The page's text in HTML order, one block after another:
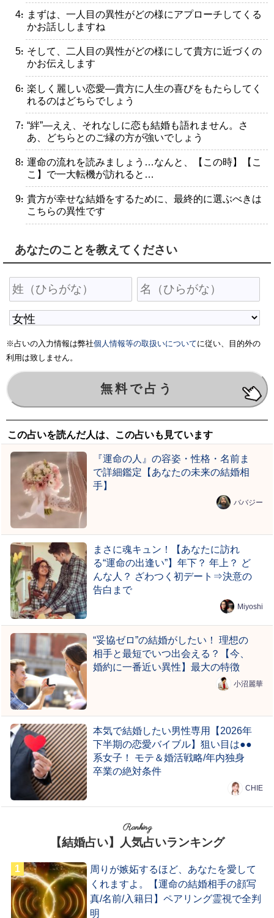
・まずは、一人目の異性がどの様にアプローチしてくる
かお話ししますね
・そして、二人目の異性がどの様にして貴方に近づくの
かお伝えします
・楽しく麗しい恋愛―貴方に人生の喜びをもたらしてく
れるのはどちらでしょう
・“絆”―ええ、それなしに恋も結婚も語れません。さ
あ、どちらとのご縁の方が強いでしょう
・運命の流れを読みましょう…なんと、【この時】【こ
こ】で一大転機が訪れると…
・貴方が幸せな結婚をするために、最終的に選ぶべきは
こちらの異性です
あなたのことを教えてください
※占いの入力情報は弊社個人情報等の取扱いについてに従い、目的外の
利用は致しません。
この占いを読んだ人は、この占いも見ています
『運命の人』の容姿・性格・名前ま
で詳細鑑定【あなたの未来の結婚相
手】
ババジー
まさに魂キュン！【あなたに訪れ
る“運命の出逢い”】年下？ 年上？ ど
んな人？ ざわつく初デート⇒決意の
告白まで
Miyoshi
“妥協ゼロ”の結婚がしたい！ 理想の
相手と最短でいつ出会える？【今、
婚約に一番近い異性】最大の特徴
小沼麗華
本気で結婚したい男性専用【2026年
下半期の恋愛バイブル】狙い目は●●
系女子！ モテ＆婚活戦略/年内独身
卒業の絶対条件
CHIE
Ranking
【結婚占い】人気占いランキング
周りが嫉妬するほど、あなたを愛して
くれますよ。【運命の結婚相手の顔写
真/名前/入籍日】ペアリング霊視で全判
明